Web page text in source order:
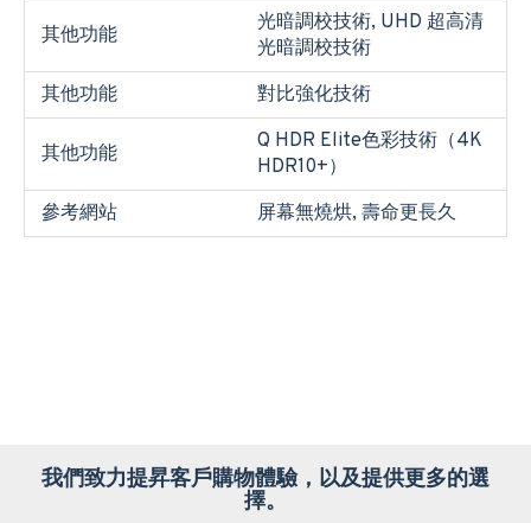
其他功能
光暗調校技術, UHD 超高清
光暗調校技術
其他功能
對比強化技術
其他功能
Q HDR Elite色彩技術（4K
HDR10+）
參考網站
屏幕無燒烘, 壽命更長久
我們致力提昇客戶購物體驗，以及提供更多的選
擇。